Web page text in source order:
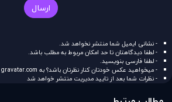
ارسال
- نشانی ایمیل شما منتشر نخواهد شد.
- لطفا دیدگاهتان تا حد امکان مربوط به مطلب باشد.
- لطفا فارسی بنویسید.
- میخواهید عکس خودتان کنار نظرتان باشد؟ به gravatar.com
- نظرات شما بعد از تایید مدیریت منتشر خواهد شد